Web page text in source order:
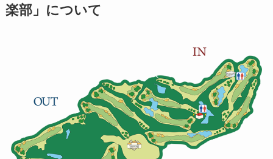
楽部」について